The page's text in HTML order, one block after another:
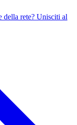
della rete? Unisciti al